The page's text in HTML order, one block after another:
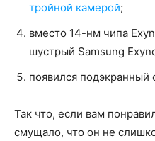
тройной камерой;
вместо 14-нм чипа
шустрый Samsung
появился подэкранный
Так что, если вам
смущало, что он не